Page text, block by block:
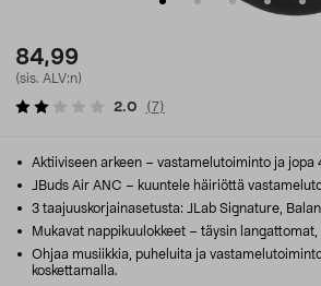
84,99
(sis. ALV:n)
2.0 (7)
Aktiiviseen arkeen – vastamelutoiminto ja jopa
JBuds Air ANC – kuuntele häiriöttä
3 taajuuskorjainasetusta: JLab Signature,
Mukavat nappikuulokkeet – täysin langattomat,
Ohjaa musiikkia, puheluita ja
koskettamalla.